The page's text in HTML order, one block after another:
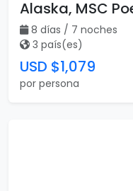
Alaska, MSC
8 días / 7 noches
3 país(es)
USD $1,079
por persona